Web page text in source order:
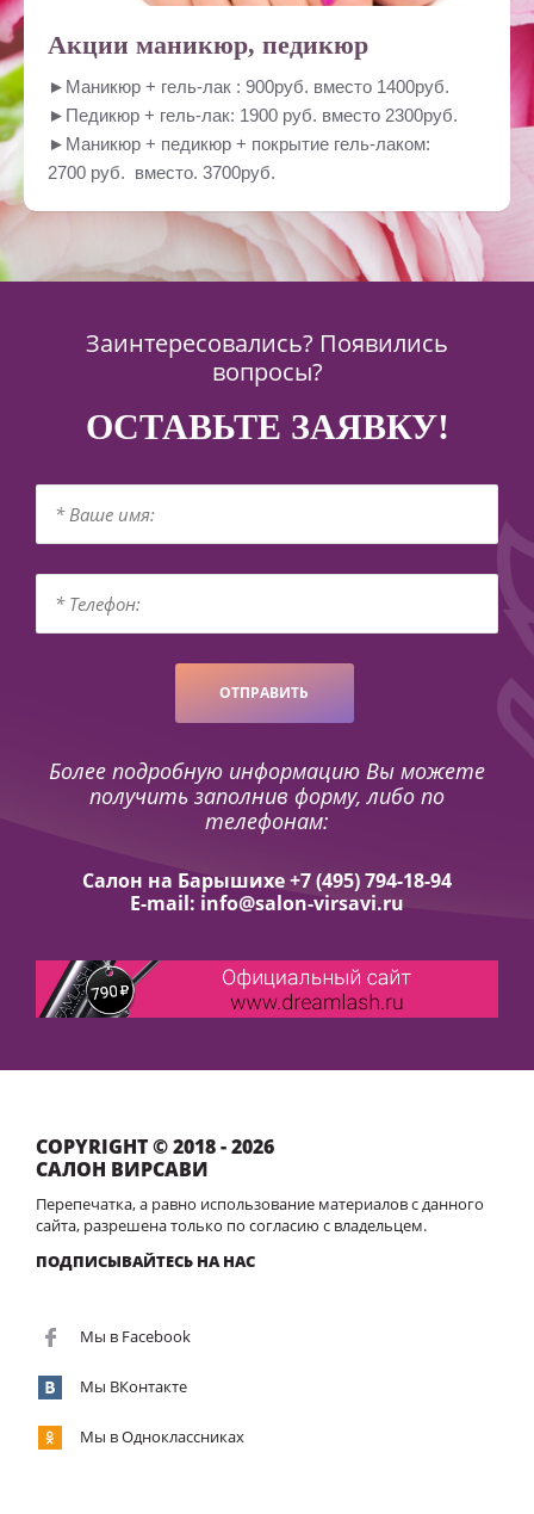
Акции маникюр, педикюр
►Маникюр + гель-лак : 900руб. вместо 1400руб.
►Педикюр + гель-лак: 1900 руб. вместо 2300руб.
►Маникюр + педикюр + покрытие гель-лаком:
2700 руб. вместо. 3700руб.
Заинтересовались? Появились
вопросы?
ОСТАВЬТЕ ЗАЯВКУ!
ОТПРАВИТЬ
Более подробную информацию Вы можете
получить заполнив форму, либо по
телефонам:
Салон на Барышихе +7 (495) 794-18-94
E-mail: info@salon-virsavi.ru
COPYRIGHT © 2018 - 2026
САЛОН ВИРСАВИ
Перепечатка, а равно использование материалов с данного
сайта, разрешена только по согласию с владельцем.
ПОДПИСЫВАЙТЕСЬ НА НАС
Мы в Facebook
Мы ВКонтакте
Мы в Одноклассниках